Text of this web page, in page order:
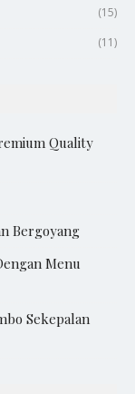
(15)
(11)
Quality
Bergoyang
Menu
Sekepalan